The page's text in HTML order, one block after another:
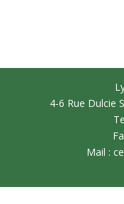
4-6 Rue Dulcie
Mail :